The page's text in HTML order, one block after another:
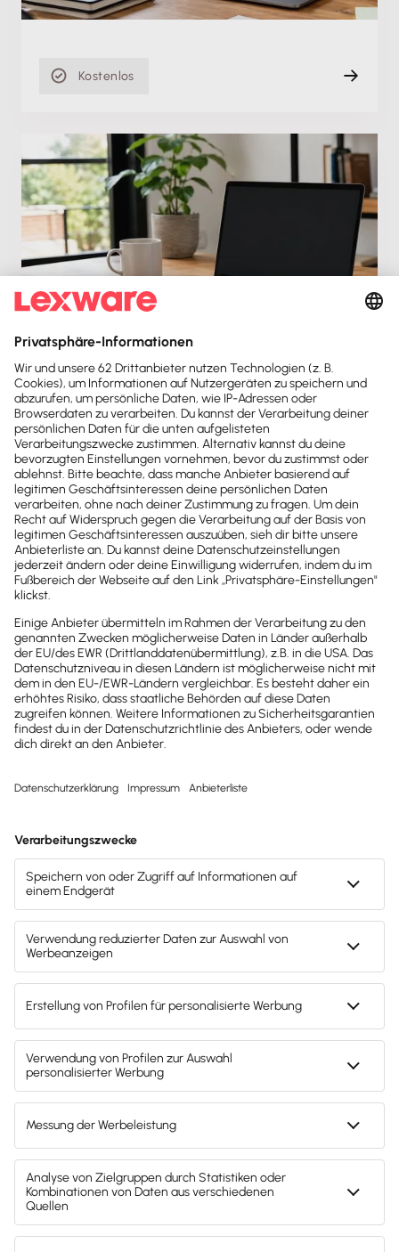
12 min
Kostenlos
Produktschulung
Das Mahnwesen in Lexware buchhaltung
Fr. 02.04.2021
Aufzeichnung
15 min
Kostenlos
Kontakt
Sind noch Fragen offen?
Wir sind gerne für dich da.
0800-7234-254
Wir sind Mo-Fr von 8:00 – 18:00 Uhr für
dich da.
lexware-onlineschulungen@haufe-
lexware.com
Svenja Bock
Deine Ansprechpartnerin für die
Lexware Akademie
Gendergerechte Sprache
Privatsphäre-Einstellungen